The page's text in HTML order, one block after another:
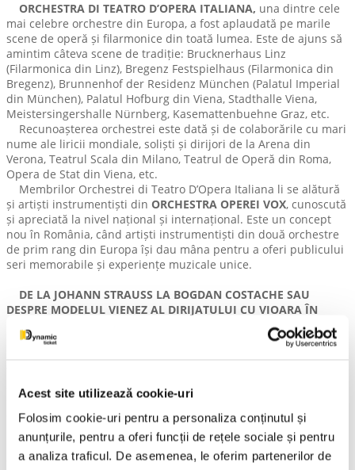
Acest site utilizează cookie-uri
Folosim cookie-uri pentru a personaliza conținutul și
anunțurile, pentru a oferi funcții de rețele sociale și pentru
a analiza traficul. De asemenea, le oferim partenerilor de
ORCHESTRA DI TEATRO D’OPERA ITALIANA, una dintre cele
mai celebre orchestre din Europa, a fost aplaudată pe marile
scene de operă și filarmonice din toată lumea. Este de ajuns să
amintim câteva scene de tradiție: Brucknerhaus Linz
(Filarmonica din Linz), Bregenz Festspielhaus (Filarmonica din
Bregenz), Brunnenhof der Residenz München (Palatul Imperial
din München), Palatul Hofburg din Viena, Stadthalle Viena,
Meistersingershalle Nürnberg, Kasemattenbuehne Graz, etc.
Recunoașterea orchestrei este dată și de colaborările cu mari
nume ale liricii mondiale, soliști și dirijori de la Arena din
Verona, Teatrul Scala din Milano, Teatrul de Operă din Roma,
Opera de Stat din Viena, etc.
Membrilor Orchestrei di Teatro D’Opera Italiana li se alătură
și artiști instrumentiști din ORCHESTRA OPEREI VOX, cunoscută
și apreciată la nivel național și internațional. Este un concept
nou în România, când artiști instrumentiști din două orchestre
de prim rang din Europa își dau mâna pentru a oferi publicului
seri memorabile și experiențe muzicale unice.
DE LA JOHANN STRAUSS LA BOGDAN COSTACHE SAU
DESPRE MODELUL VIENEZ AL DIRIJATULUI CU VIOARA ÎN
soliștii și instrumentiștii invitați din Viena, Italia, Elveția,
Germania, vor evolua sub bagheta unuia dintre cei mai talentați
conducători de orchestră ai tinerei generații, născut în
România! Prezența lui
BOGDAN COSTACHE
programulREGALULUI VIENEZdin acest an se datorează
dumneavoastră, publicului spectator care îl îndrăgiți deja atât